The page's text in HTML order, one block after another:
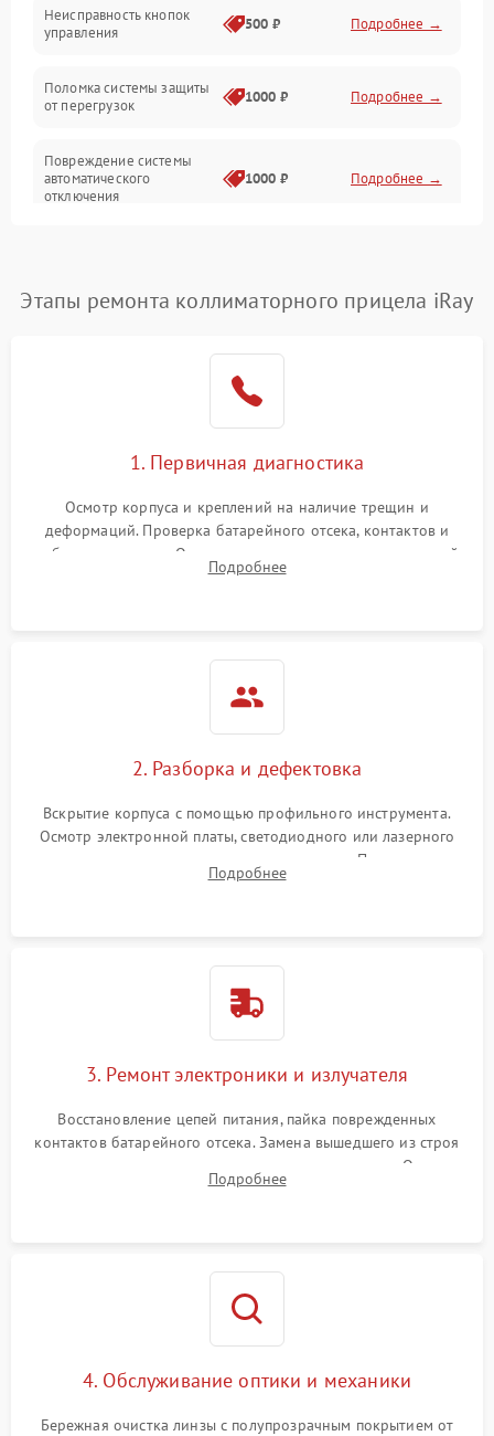
Прочие неисправности
Неисправность управления
Неисправность кнопок
управления
500 ₽ Подробнее →
Поломка системы защиты
от перегрузок
1000 ₽ Подробнее →
Повреждение системы
автоматического
отключения
1000 ₽ Подробнее →
1000 ₽
1000 ₽
Неисправность системы
защиты от замыкания
1000 ₽ Подробнее →
1000 ₽
1000 ₽
от замыкания
Этапы ремонта коллиматорного прицела iRay
1. Первичная диагностика
Осмотр корпуса и креплений на наличие трещин и
деформаций. Проверка батарейного отсека, контактов и
работы излучателя. Оценка яркости и четкости прицельной
марки на разных режимах. Выявление проблем с
Подробнее
2. Разборка и дефектовка
Вскрытие корпуса с помощью профильного инструмента.
Осмотр электронной платы, светодиодного или лазерного
излучателя, а также механизма выверки. Проверка
уплотнительных прокладок и выявление следов окисления
Подробнее
3. Ремонт электроники и излучателя
Восстановление цепей питания, пайка поврежденных
контактов батарейного отсека. Замена вышедшего из строя
светодиода или микросхемы управления яркостью. Очистка
платы от коррозии и нанесение защитного лака для
Подробнее
4. Обслуживание оптики и механики
Бережная очистка линзы с полупрозрачным покрытием от